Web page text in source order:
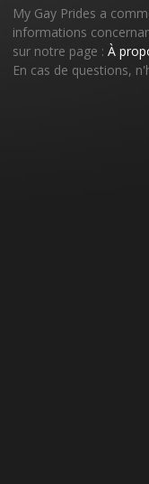
My Gay Prides a
informations
sur notre page : À
En cas de questions,